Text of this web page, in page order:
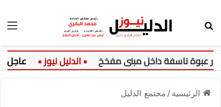
ناسفة داخل مبنى مفخخ عاجل:
الرئيسية / مجتمع الدليل